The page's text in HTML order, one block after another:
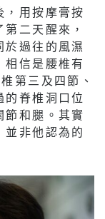
，用按摩膏按
二天醒來，
於過往的風濕
相信是腰椎有
第三及四節、
的脊椎洞口位
節和腿。其實
並非他認為的